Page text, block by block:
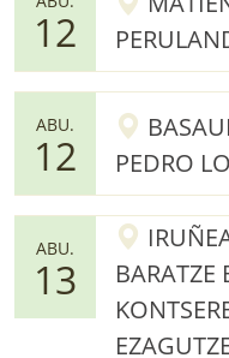
12
ABU.
12
PEDRO
ABU.
13
BARATZE